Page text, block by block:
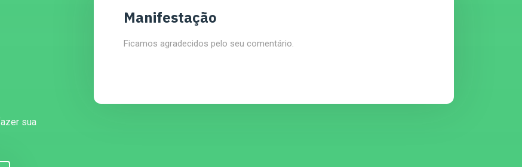
sua
Manifestação
Ficamos agradecidos pelo seu comentário.